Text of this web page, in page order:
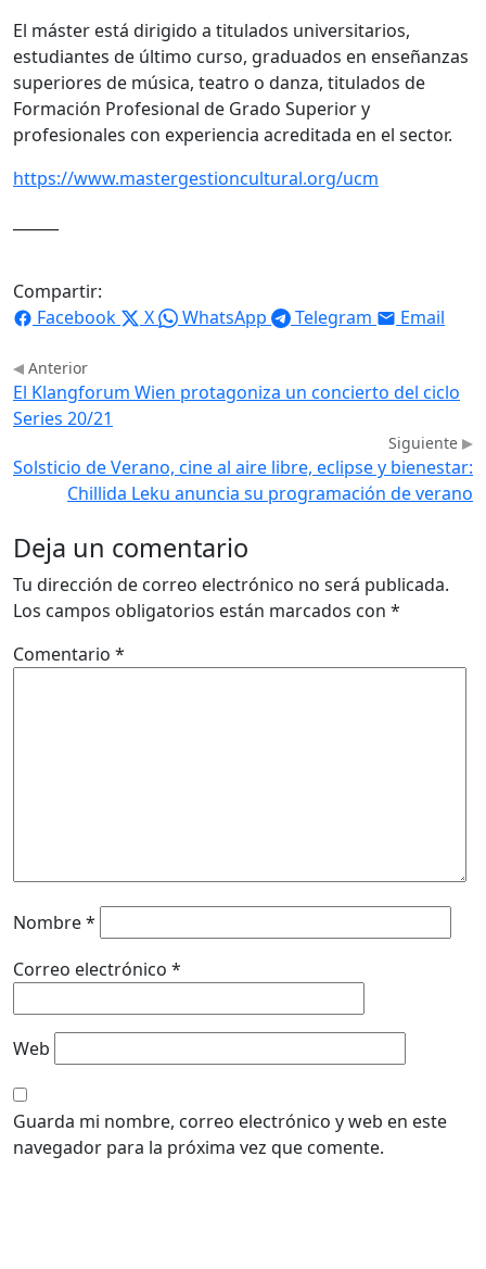
El máster está dirigido a titulados universitarios,
estudiantes de último curso, graduados en enseñanzas
superiores de música, teatro o danza, titulados de
Formación Profesional de Grado Superior y
profesionales con experiencia acreditada en el sector.
https://www.mastergestioncultural.org/ucm
Compartir:
Facebook
X WhatsApp Telegram Email
Anterior
El Klangforum Wien protagoniza un concierto del ciclo
Series 20/21
Siguiente
Solsticio de Verano, cine al aire libre, eclipse y bienestar:
Chillida Leku anuncia su programación de verano
Deja un comentario
Tu dirección de correo electrónico no será publicada.
Los campos obligatorios están marcados con *
Comentario *
Nombre*
Correo electrónico *
Web
Guarda mi nombre, correo electrónico y web en este
navegador para la próxima vez que comente.